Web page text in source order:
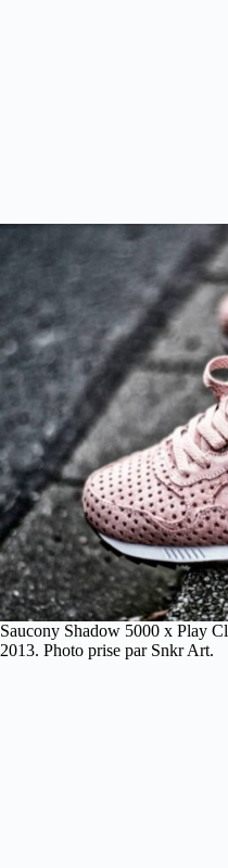
Saucony Shadow 5000 x Play
2013. Photo prise par Snkr Art.